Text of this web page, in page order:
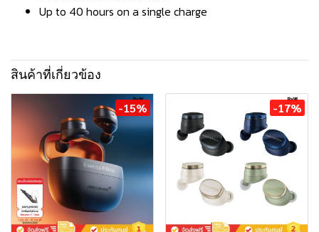
Up to 40 hours on a single charge
สินค้าที่เกี่ยวข้อง
-15% -17%